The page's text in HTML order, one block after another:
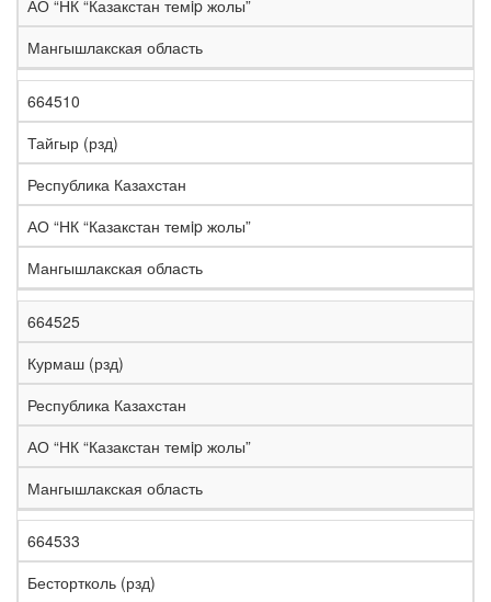
К
о
д
Н
а
з
в
а
н
и
е
С
т
а
н
а
а
я
д
о
о
г
а
Р
е
и
н
АО “НК “Казакстан темip жолы”
Мангышлакская область
664510
Тайгыр (рзд)
Республика Казахстан
АО “НК “Казакстан темip жолы”
Мангышлакская область
664525
Курмаш (рзд)
Республика Казахстан
АО “НК “Казакстан темip жолы”
Мангышлакская область
664533
Бестортколь (рзд)